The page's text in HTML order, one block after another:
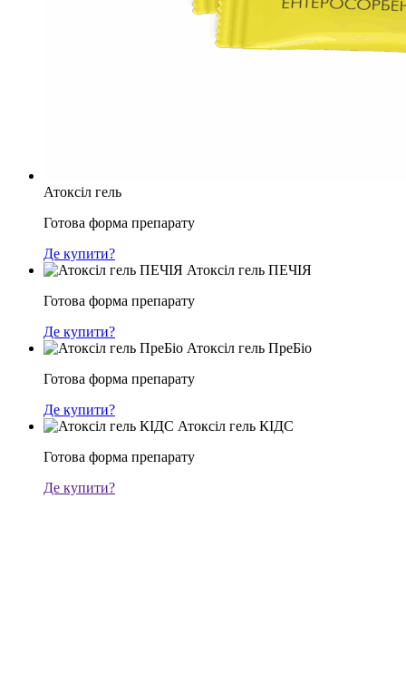
Атоксіл гель
Готова форма препарату
Де купити?
Атоксіл гель ПЕЧІЯ
Готова форма препарату
Де купити?
Атоксіл гель ПреБіо
Готова форма препарату
Де купити?
Атоксіл гель КІДС
Готова форма препарату
Де купити?